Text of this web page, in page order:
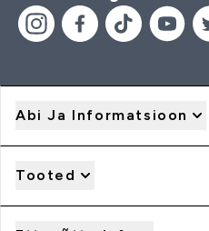
Abi Ja Informatsioon
Tooted